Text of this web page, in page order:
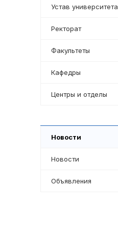
Устав университета
Ректорат
Факультеты
Кафедры
Центры и отделы
Новости
Новости
Объявления